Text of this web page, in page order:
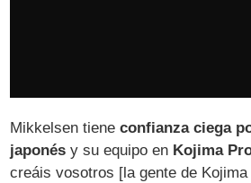
Mikkelsen tieneconfianza ciega
japonés y su equipo en Kojima
creáis vosotros [la gente de